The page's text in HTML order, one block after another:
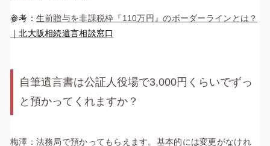
参考： 生前贈与を非課税枠『110万円』のボーダーラインとは？
｜北大阪相続遺言相談窓口
自筆遺言書は公証人役場で3,000円くらいでずっ
と預かってくれますか？
梅澤：法務局で預かってもらえます。基本的には変更がなけれ